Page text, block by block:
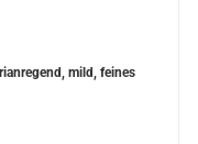
mild, feines